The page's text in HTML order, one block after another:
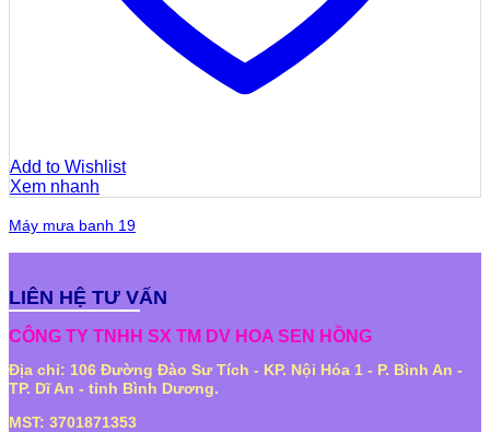
Add to Wishlist
Xem nhanh
Máy mưa banh 19
LIÊN HỆ TƯ VẤN
CÔNG TY TNHH SX TM DV HOA SEN HỒNG
Địa chỉ: 106 Đường Đào Sư Tích - KP. Nội Hóa 1 - P. Bình An -
TP. Dĩ An - tỉnh Bình Dương.
MST: 3701871353